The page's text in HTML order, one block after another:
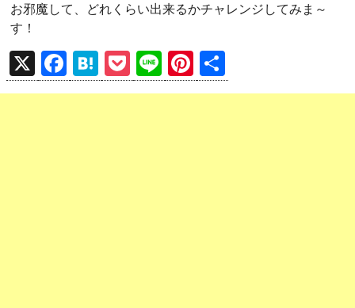
お邪魔して、どれくらい出来るかチャレンジしてみま～
す！
X
F
a
H
at
P
o
Li
n
Pi
nt 有